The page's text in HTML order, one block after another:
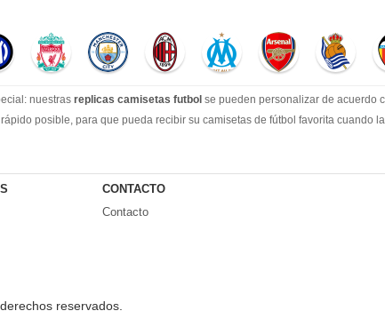
nuestras replicas camisetas futbol se pueden personalizar de acuerdo
posible, para que pueda recibir su camisetas de fútbol favorita cuando
CONTACTO
Contacto
reservados.